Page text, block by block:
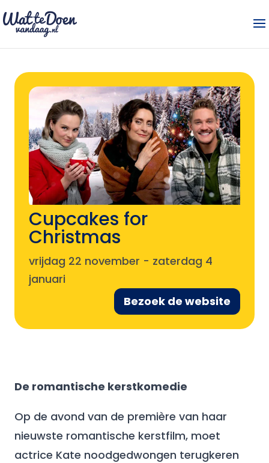
Cupcakes for
Christmas
vrijdag 22 november - zaterdag 4
januari
Bezoek de website
De romantische kerstkomedie
Op de avond van de première van haar
nieuwste romantische kerstfilm, moet
actrice Kate noodgedwongen terugkeren